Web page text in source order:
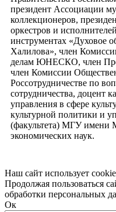
президент Ассоциации
коллекционеров,
оркестров и
инструментах «Духовое
Халилова», член
делам ЮНЕСКО, член
член Комиссии
Россотрудничестве по
сотрудничества, доцент
управления в сфере
культурной политики и
(факультета) МГУ имени
экономических наук.
Наш сайт использует
Продолжая пользоваться
обработки персональных
Ок